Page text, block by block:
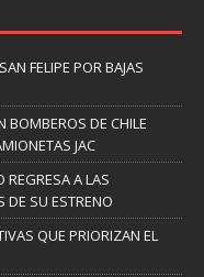
FELIPE POR BAJAS
BOMBEROS DE CHILE
JAC
REGRESA A LAS
DE SU ESTRENO
QUE PRIORIZAN EL